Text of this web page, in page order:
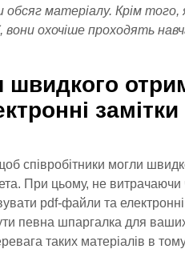
обсяг матеріалу. Крім
вони охочіше проходять
швидкого
замітки
співробітники могли
При цьому, не витрачаючи
pdf-файли та
певна шпаргалка для ваших
таких матеріалів в